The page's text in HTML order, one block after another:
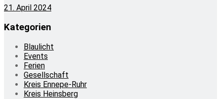
21. April 2024
Kategorien
Blaulicht
Events
Ferien
Gesellschaft
Kreis Ennepe-Ruhr
Kreis Heinsberg